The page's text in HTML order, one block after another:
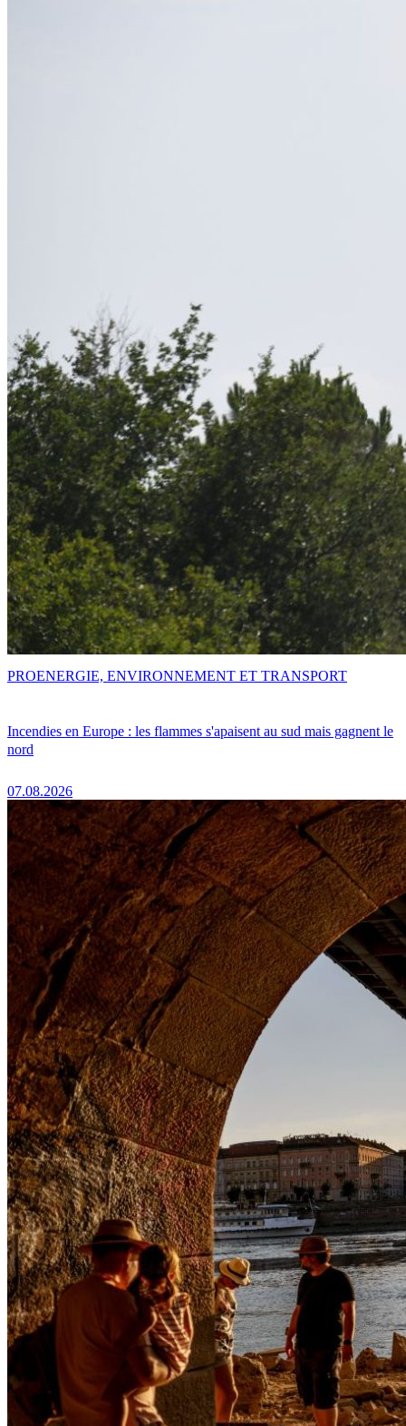
Incendies en Europe : les flammes s'apaisent au sud mais gagnent le
nord
07.08.2026
PROENERGIE, ENVIRONNEMENT ET TRANSPORT